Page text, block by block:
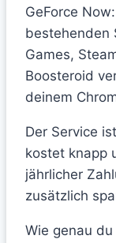
GeForce
bestehenden
Games,
Boosteroid
deinem
Der Service
kostet knapp
jährlicher
zusätzlich
Wie genau